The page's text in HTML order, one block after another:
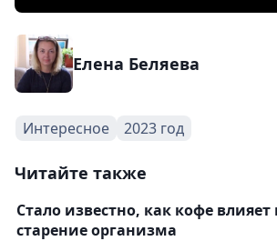
Елена Беляева
Интересное 2023 год
Читайте также
Стало известно, как кофе влияет
старение организма